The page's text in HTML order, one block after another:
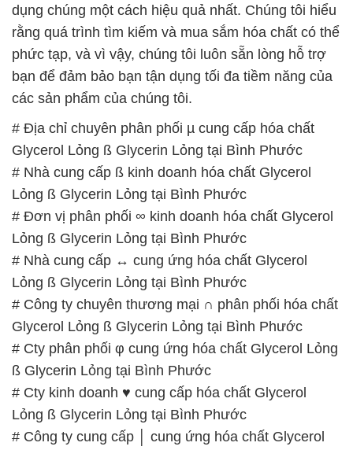
dụng chúng một cách hiệu quả nhất. Chúng tôi hiểu
rằng quá trình tìm kiếm và mua sắm hóa chất có thể
phức tạp, và vì vậy, chúng tôi luôn sẵn lòng hỗ trợ
bạn để đảm bảo bạn tận dụng tối đa tiềm năng của
các sản phẩm của chúng tôi.
# Địa chỉ chuyên phân phối µ cung cấp hóa chất
Glycerol Lỏng ß Glycerin Lỏng tại Bình Phước
# Nhà cung cấp ß kinh doanh hóa chất Glycerol
Lỏng ß Glycerin Lỏng tại Bình Phước
# Đơn vị phân phối ∞ kinh doanh hóa chất Glycerol
Lỏng ß Glycerin Lỏng tại Bình Phước
# Nhà cung cấp ↔ cung ứng hóa chất Glycerol
Lỏng ß Glycerin Lỏng tại Bình Phước
# Công ty chuyên thương mại ∩ phân phối hóa chất
Glycerol Lỏng ß Glycerin Lỏng tại Bình Phước
# Cty phân phối φ cung ứng hóa chất Glycerol Lỏng
ß Glycerin Lỏng tại Bình Phước
# Cty kinh doanh ♥ cung cấp hóa chất Glycerol
Lỏng ß Glycerin Lỏng tại Bình Phước
# Công ty cung cấp │ cung ứng hóa chất Glycerol